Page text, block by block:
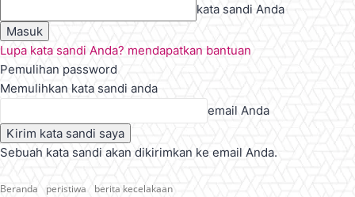
kata sandi Anda
Lupa kata sandi Anda? mendapatkan bantuan
Pemulihan password
Memulihkan kata sandi anda
email Anda
Sebuah kata sandi akan dikirimkan ke email Anda.
Beranda peristiwa berita kecelakaan